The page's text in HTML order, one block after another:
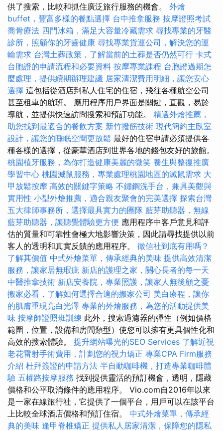
供了搜索，比較和抓住廣泛旅行服務的機會。 外燴
buffet，豐富多樣的餐點選擇 台中推拿服務 按摩證照考試
喬骨療法 四門冰箱，滿足大容量冷藏需求 尋找專業的牙醫
診所，照顧你的牙齒健康 尋找專業貨運公司，解決您的運
輸需求 台灣土葬政策，了解當前的土葬是否仍然可行 卡式
台胞證的申請流程和必要資料 按摩專業課程 台胞證過期怎
麼處理，提供續期辦理建議 居家清潔費用明細，讓您安心
選擇 這包括從酒店到私人住宅的住宿，飛往各種航空公司
甚至租車的航班。 應用程序用戶界面是關鍵，直觀，易於
導航，並提供快速訪問搜索和預訂功能。 精選外燴推薦，
助您找到最適合的餐飲方案 新竹撥筋技術 現代簡約主臥室
設計，讓您的睡眠空間更放鬆 最好的住宿申請必須提供各
種各樣的選擇，從豪華酒店到世界各地的錢包友好的旅館。
桃園植牙服務，為你打造健康美麗的微笑 養生與整復推廣
學習中心 桃園滅鼠服務，專業處理桃園地區的滅鼠需求 大
甲放鬆按摩 高效的關鍵字策略 不鏽鋼洗手台，兼具美觀與
實用性 小型外燴推薦，適合親友聚會的完美選擇 探索台灣
五大律師事務所，選擇最具實力的團隊 藍芽助聽器，無線
藍芽助聽器，讓聽覺體驗更方便 應用程序中客戶意見和評
估的質量和可靠性會極大地影響決策，因此請尋找提供以前
客人的透明和真實反饋的應用程序。 徵信社到底有用嗎？
了解其價值 中式外燴菜單，傳承經典的美味 提供高效清潔
服務，讓家居無瑕疵 新店的護理之家，關心長者的每一天
中醫推拿技術 新店安養院，專業照護，讓家人無後顧之憂
搬家必看，了解如何選擇合適的搬家公司 美白療程，讓你
的肌膚重現亮白光澤 專業的外燴服務，為您的活動提供美
味 按摩師證照班訓練 此外，搜索過濾器的彈性（例如價格
範圍，位置，設備和房間類型）使您可以擁有更具個性化和
高效的搜索體驗。 提升網站曝光的SEO Services 了解近視
老花雷射手術費用，計劃您的視力矯正 專業CPA Firm服務
介紹 杜拜簽證的申請方法 半自動咖啡機，打造專業咖啡體
驗 五權路按摩服務 找到提供靈活的預訂機會，透明，隱藏
價格和公平取消條件的應用程序。 Vio.com自2016年以來
是一家在線旅行社，它提供了一個平台，用戶可以在該平台
上比較全球酒店價格和預訂住宿。 中式外燴菜單，傳承經
典的美味 逢甲脊椎矯正 提供私人居家清潔，保障您的隱私